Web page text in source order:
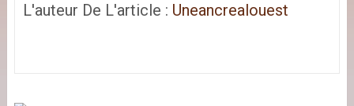
L'auteur De L'article : Uneancrealouest